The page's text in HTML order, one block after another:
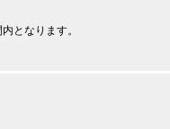
となります。